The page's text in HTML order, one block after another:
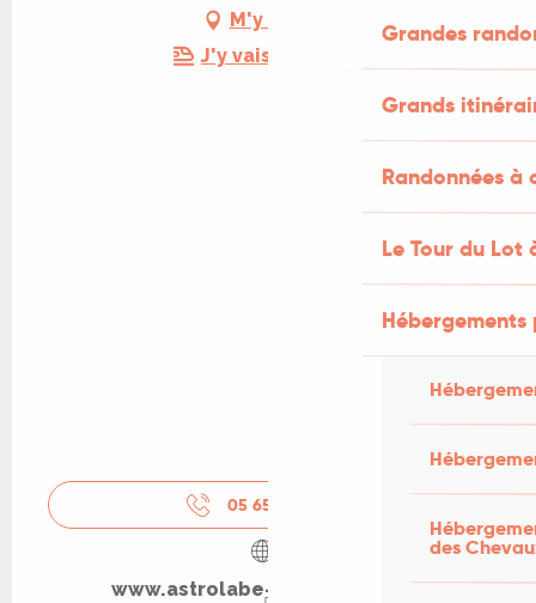
Grandes
Grands
Randonnées
Le Tour du Lot
des
M'y rendre
J'y vais en train !
05 65 34 24
www.astrolabe-grand-figeac.fr